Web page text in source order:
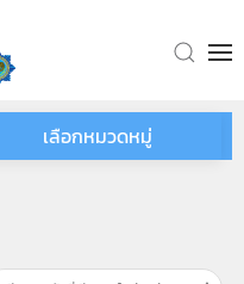
เลือกหมวดหมู่